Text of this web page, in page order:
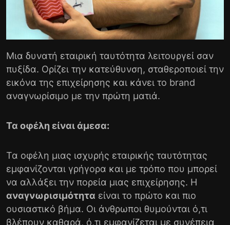
Μια δυνατή εταιρική ταυτότητα λειτουργεί σαν
πυξίδα. Ορίζει την κατεύθυνση, σταθεροποιεί την
εικόνα της επιχείρησης και κάνει το brand
αναγνωρίσιμο με την πρώτη ματιά.
Τα οφέλη είναι άμεσα:
Τα οφέλη μιας ισχυρής εταιρικής ταυτότητας
εμφανίζονται γρήγορα και με τρόπο που μπορεί
να αλλάξει την πορεία μιας επιχείρησης. Η
αναγνωρισιμότητα είναι το πρώτο και πιο
ουσιαστικό βήμα. Οι άνθρωποι θυμούνται ό,τι
βλέπουν καθαρά, ό,τι εμφανίζεται με συνέπεια